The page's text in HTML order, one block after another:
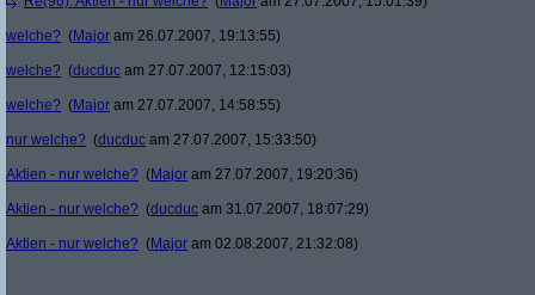
welche? (Major am 26.07.2007, 19:13:55)
welche? (ducduc am 27.07.2007, 12:15:03)
welche? (Major am 27.07.2007, 14:58:55)
nur welche? (ducduc am 27.07.2007, 15:33:50)
Aktien - nur welche? (Major am 27.07.2007, 19:20:36)
Aktien - nur welche? (ducduc am 31.07.2007, 18:07:29)
Aktien - nur welche? (Major am 02.08.2007, 21:32:08)